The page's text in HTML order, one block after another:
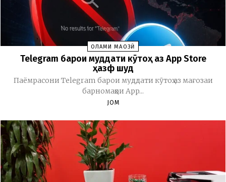
ОЛАМИ МАҶОЗӢ
Telegram барои муддати кӯтоҳ аз App Store
ҳазф шуд
Паёмрасони Telegram барои муддати кӯтоҳ аз мағозаи
барномаҳои App...
JOM